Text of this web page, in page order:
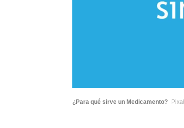
¿Para qué sirve un Medicamento?